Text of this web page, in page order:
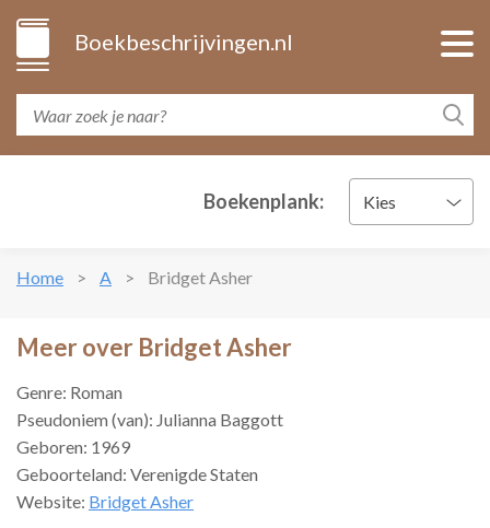
Boekbeschrijvingen.nl
Boekenplank: Kies
Home A Bridget Asher
Meer over Bridget Asher
Genre: Roman
Pseudoniem (van): Julianna Baggott
Geboren: 1969
Geboorteland: Verenigde Staten
Website: Bridget Asher